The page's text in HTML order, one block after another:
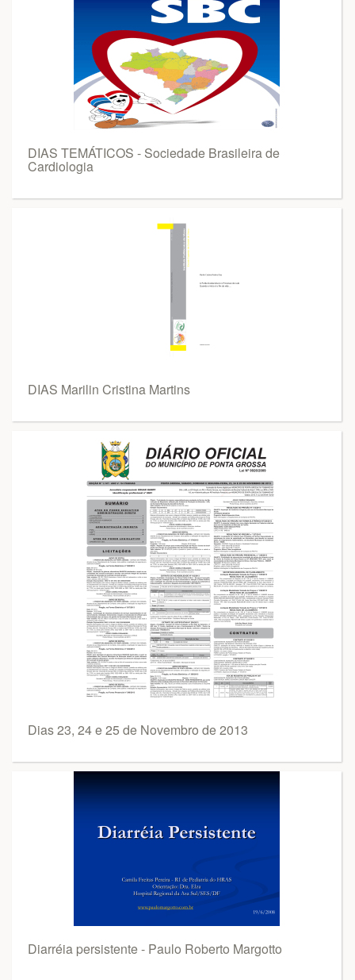
DIAS TEMÁTICOS - Sociedade Brasileira de
Cardiologia
DIAS Marilin Cristina Martins
Dias 23, 24 e 25 de Novembro de 2013
Diarréia persistente - Paulo Roberto Margotto